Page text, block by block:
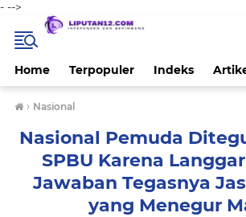
- -->
Home Terpopuler Indeks
› Nasional
Nasional Pemuda
SPBU Karena
Jawaban Tegasnya
yang Menegur